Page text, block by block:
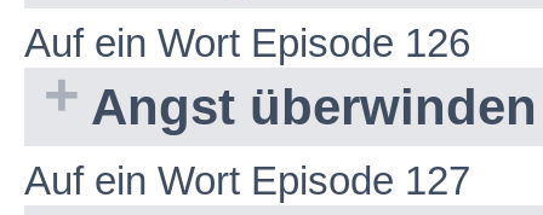
Auf ein Wort Episode 126
Angst
Auf ein Wort Episode 127